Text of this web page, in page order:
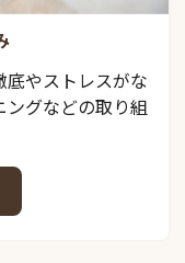
やストレスがな
ングなどの取り組